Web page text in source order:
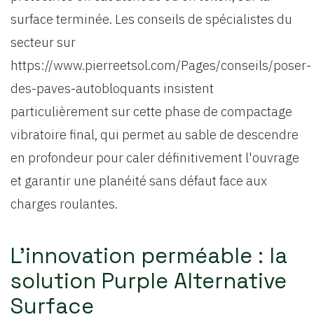
surface terminée. Les conseils de spécialistes du
secteur sur
https://www.pierreetsol.com/Pages/conseils/poser-
des-paves-autobloquants insistent
particulièrement sur cette phase de compactage
vibratoire final, qui permet au sable de descendre
en profondeur pour caler définitivement l'ouvrage
et garantir une planéité sans défaut face aux
charges roulantes.
L'innovation perméable : la
solution Purple Alternative
Surface